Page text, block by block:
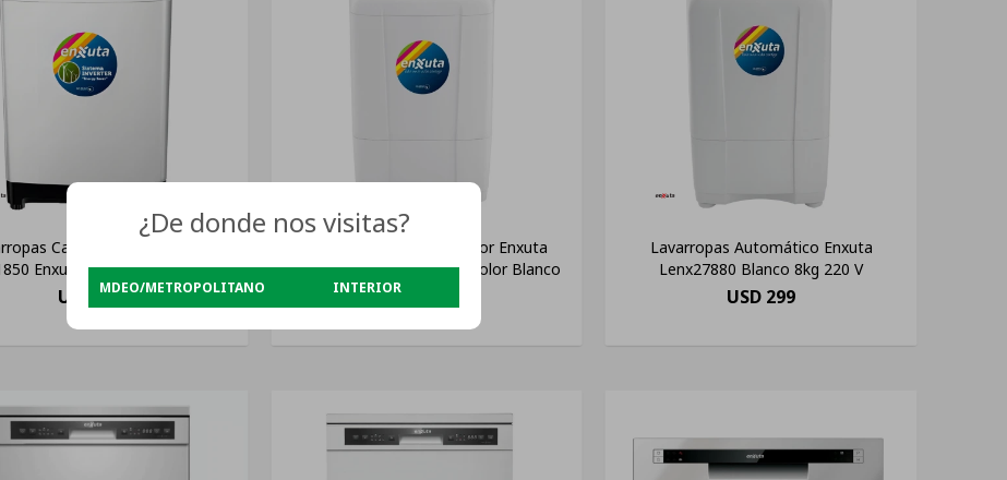
Carga Superior Inverter
Enxuta Js Ltda Color Blanco
USD 649
Lavarropas Carga Superior Enxuta
Lenx27660 6 Kg 550rpm Color Blanco
USD
Lavarropas Automático Enxuta
Lenx27880 Blanco 8kg 220 V
USD 299
¿De donde nos visitas?
MDEO/METROPOLITANO INTERIOR